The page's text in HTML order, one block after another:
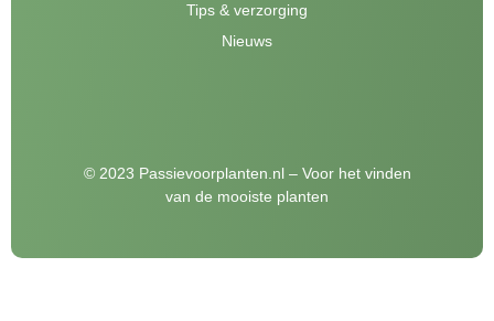
Tips & verzorging
Nieuws
© 2023 Passievoorplanten.nl – Voor het vinden
van de mooiste planten